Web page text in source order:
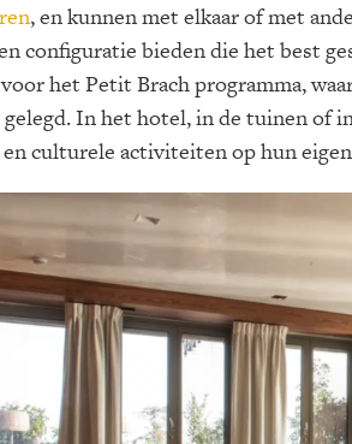
, en kunnen met elkaar of met
configuratie bieden die het best
het Petit Brach programma,
In het hotel, in de tuinen of
en culturele activiteiten op hun